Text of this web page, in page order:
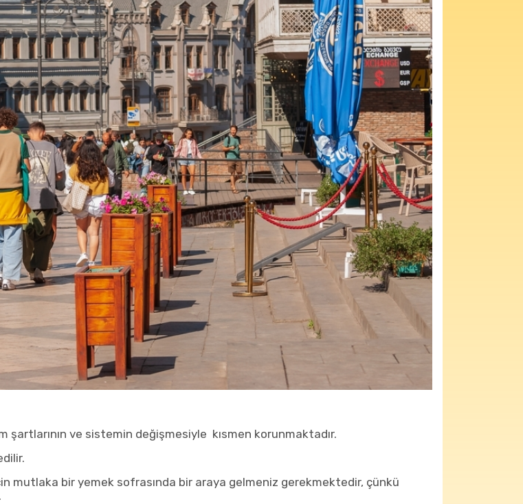
şartlarının ve sistemin değişmesiyle kısmen korunmaktadır.
mutlaka bir yemek sofrasında bir araya gelmeniz gerekmektedir, çünkü